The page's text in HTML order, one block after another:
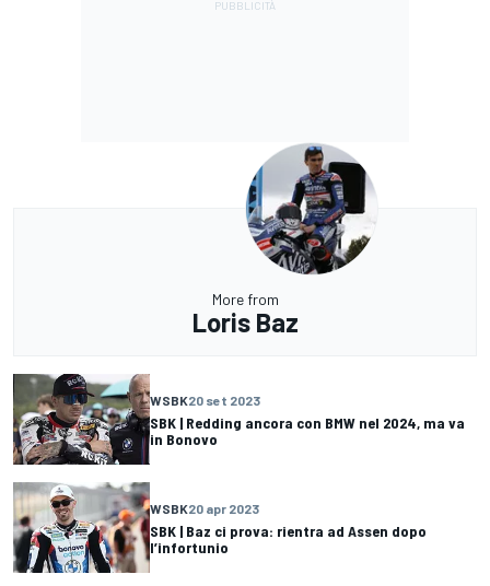
More from
Loris Baz
WSBK20 set 2023
SBK | Redding ancora con BMW nel 2024, ma va
in Bonovo
WSBK20 apr 2023
SBK | Baz ci prova: rientra ad Assen dopo
l’infortunio